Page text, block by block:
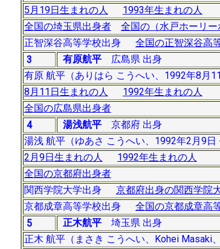
5月19日生まれの人
1993年生まれの人
全国の埼玉県出身者
全国の（水戸ホーリ
正智深谷高等学校出身 全国の正智深谷高
3
有原航平広島県 出身
有原 航平（ありはら こうへい、1992年8月
8月11日生まれの人
1992年生まれの人
全国の広島県出身者
4
湯浅航平京都府 出身
湯浅 航平（ゆあさ こうへい、1992年2月9
2月9日生まれの人
1992年生まれの人
全国の京都府出身者
関西学院大学出身 京都府出身の関西学院
京都成章高等学校出身 全国の京都成章高
5
正木航平埼玉県 出身
正木 航平（まさき こうへい、Kohei Masaki